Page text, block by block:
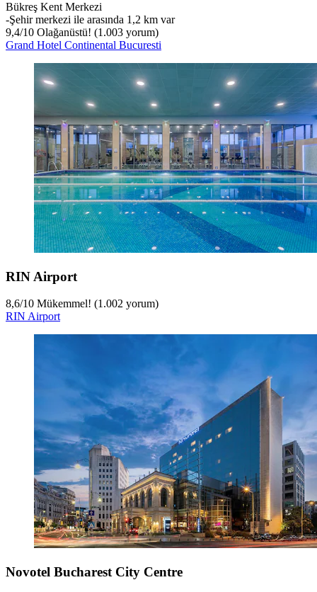
Bükreş Kent Merkezi
‐Şehir merkezi ile arasında 1,2 km var
9,4/10 Olağanüstü! (1.003 yorum)
Grand Hotel Continental Bucuresti
RIN Airport
8,6/10 Mükemmel! (1.002 yorum)
RIN Airport
Novotel Bucharest City Centre